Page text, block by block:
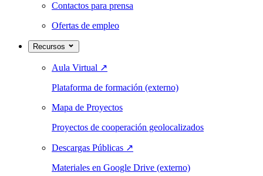
Contactos para prensa
Ofertas de empleo
Recursos
Aula Virtual ↗
Plataforma de formación (externo)
Mapa de Proyectos
Proyectos de cooperación geolocalizados
Descargas Públicas ↗
Materiales en Google Drive (externo)